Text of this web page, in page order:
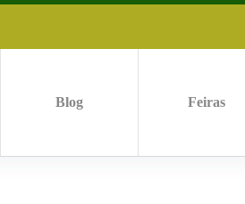
Blog Feiras